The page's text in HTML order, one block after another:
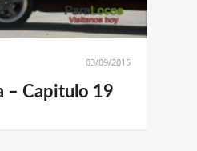
03/09/2015
– Capitulo 19